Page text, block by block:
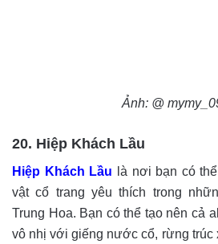
Ảnh: @
20. Hiệp Khách Lầu
Hiệp Khách Lầu là nơi bạn có
vật cổ trang yêu thích trong
Trung Hoa. Bạn có thể tạo nên cả
vô nhị với giếng nước cổ, rừng trúc